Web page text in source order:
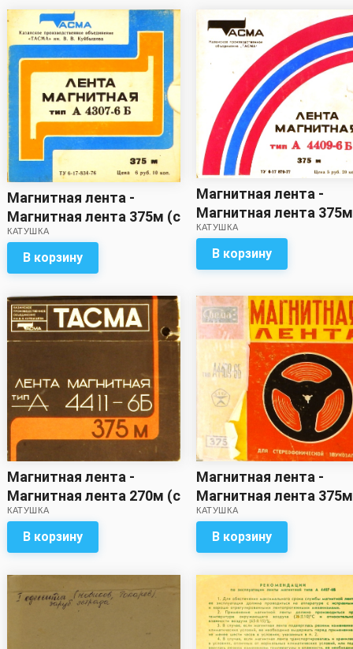
Магнитная лента -
Магнитная лента 375м (с
записью)
КАТУШКА
В корзину
Магнитная лента -
Магнитная лента
записью)
КАТУШКА
В корзину
Магнитная лента -
Магнитная лента 270м (с
записью) *
КАТУШКА
В корзину
Магнитная лента -
Магнитная лента
записью)
КАТУШКА
В корзину